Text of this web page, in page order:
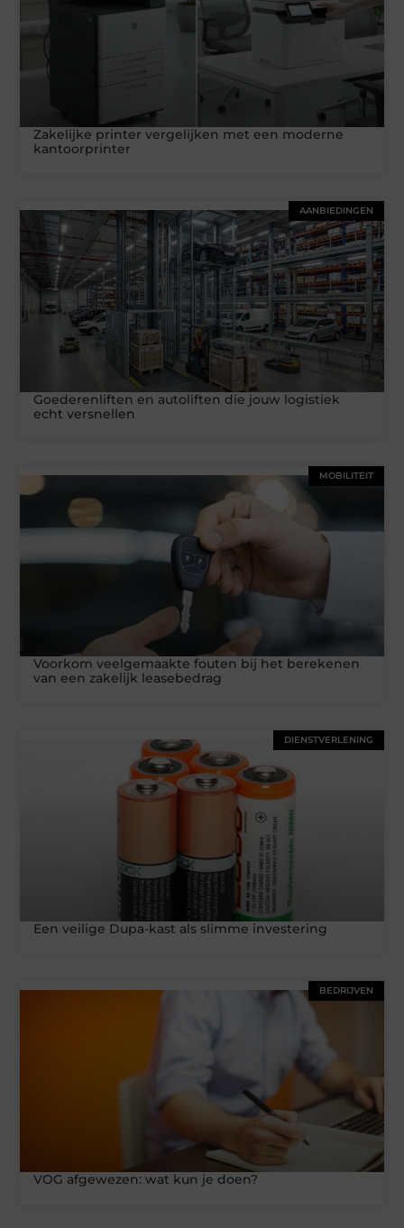
Zakelijke printer vergelijken met een moderne
kantoorprinter
AANBIEDINGEN
Goederenliften en autoliften die jouw logistiek
echt versnellen
MOBILITEIT
Voorkom veelgemaakte fouten bij het berekenen
van een zakelijk leasebedrag
DIENSTVERLENING
Een veilige Dupa-kast als slimme investering
BEDRIJVEN
VOG afgewezen: wat kun je doen?